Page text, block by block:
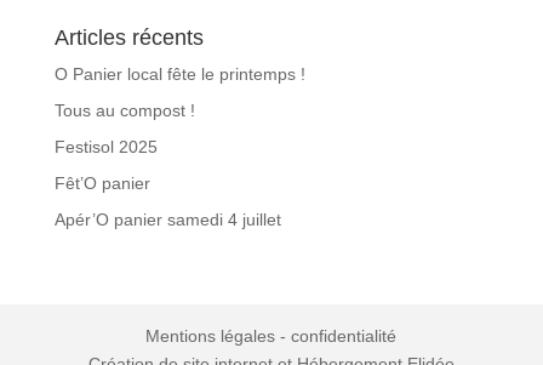
Articles récents
O Panier local fête le printemps !
Tous au compost !
Festisol 2025
Fêt’O panier
Apér’O panier samedi 4 juillet
Mentions légales - confidentialité